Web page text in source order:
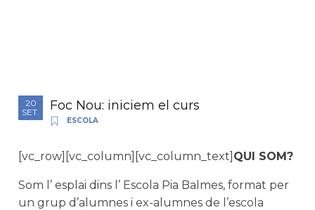
20
SET.
Foc Nou: iniciem el curs
ESCOLA
[vc_row][vc_column][vc_column_text] QUI SOM?
Som l’ esplai dins l’ Escola Pia Balmes, format per
un grup d’alumnes i ex-alumnes de l’escola